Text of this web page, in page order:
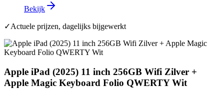
Bekijk
✓Actuele prijzen, dagelijks bijgewerkt
Apple iPad (2025) 11 inch 256GB Wifi Zilver +
Apple Magic Keyboard Folio QWERTY Wit